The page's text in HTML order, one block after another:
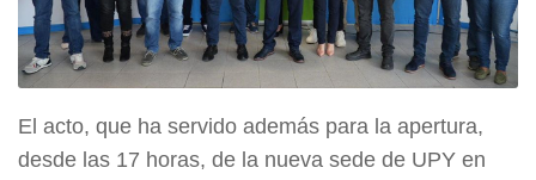
El acto, que ha servido además para la apertura,
desde las 17 horas, de la nueva sede de UPY en